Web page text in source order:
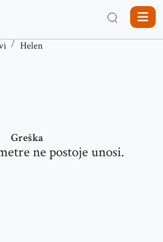
Helen
Greška
ne postoje unosi.